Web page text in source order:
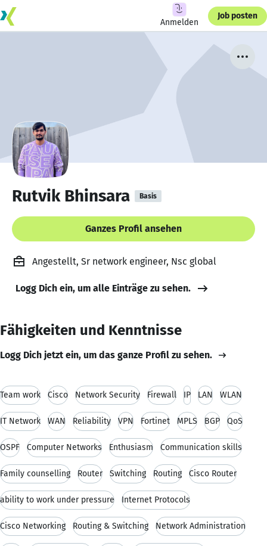
Anmelden
Job posten
Rutvik Bhinsara Basis
Ganzes Profil ansehen
Angestellt, Sr network engineer, Nsc global
Logg Dich ein, um alle Einträge zu sehen.
Fähigkeiten und Kenntnisse
Logg Dich jetzt ein, um das ganze Profil zu sehen.
Team work Cisco Network Security Firewall IP LAN WLAN
IT Network WAN Reliability VPN Fortinet MPLS BGP QoS
OSPF Computer Networks Enthusiasm Communication skills
Family counselling Router Switching Routing Cisco Router
ability to work under pressure Internet Protocols
Cisco Networking Routing & Switching Network Administration